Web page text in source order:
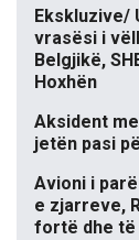
Ekskluzive/
vrasësi i
Belgjikë,
Hoxhën
Aksident
jetën pasi
Avioni i
e zjarreve,
fortë dhe